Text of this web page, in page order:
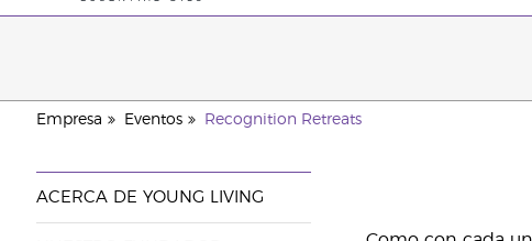
Empresa Eventos Recognition Retreats
ACERCA DE YOUNG LIVING